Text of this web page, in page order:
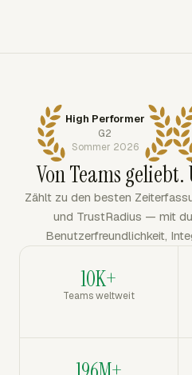
High Performer
G2
Sommer 2026
Von Teams
Zählt zu den besten
und TrustRadius — mit
Benutzerfreundlichkeit,
10K+
Teams weltweit